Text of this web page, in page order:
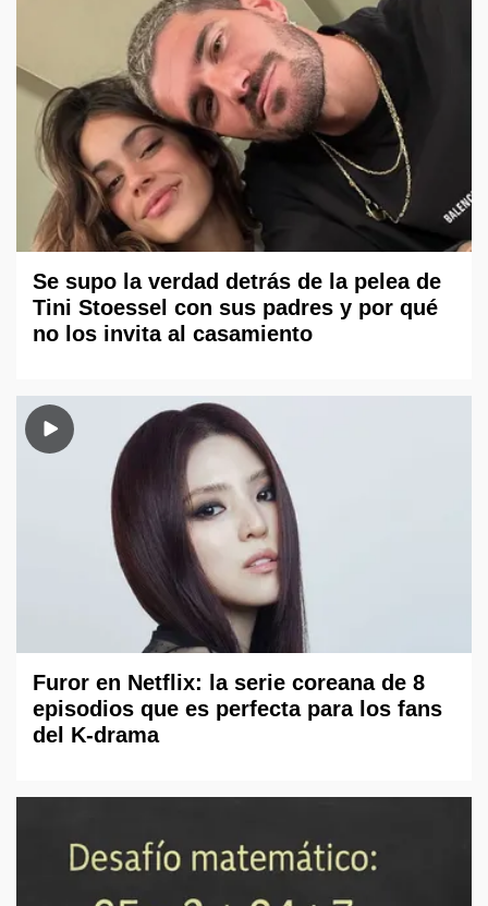
Se supo la verdad detrás de la pelea de
Tini Stoessel con sus padres y por qué
no los invita al casamiento
Furor en Netflix: la serie coreana de 8
episodios que es perfecta para los fans
del K-drama